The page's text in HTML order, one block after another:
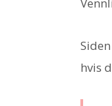
hvis